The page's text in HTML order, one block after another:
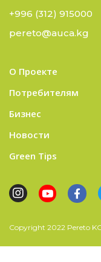
+996 (312) 915000
pereto@auca.kg
О Проекте
Потребителям
Бизнес
Новости
Green Tips
Copyright 2022 Pereto